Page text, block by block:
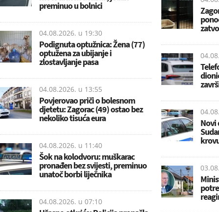
preminuo u bolnici
04.08.2026. u 19:30
Podignuta optužnica: Žena (77)
optužena za ubijanje i
zlostavljanje pasa
04.08.2026. u 13:55
Povjerovao priči o bolesnom
djetetu: Zagorac (49) ostao bez
nekoliko tisuća eura
04.08.2026. u 11:40
Šok na kolodvoru: muškarac
pronađen bez svijesti, preminuo
unatoč borbi liječnika
04.08.2026. u 07:10
Novi